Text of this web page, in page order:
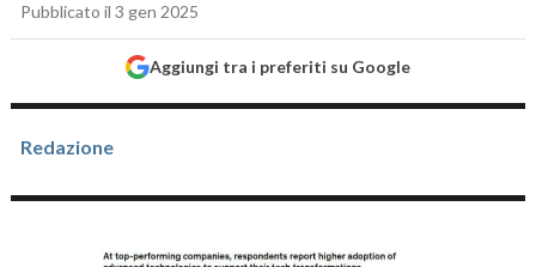
Pubblicato il 3 gen 2025
Aggiungi tra i preferiti su Google
Redazione